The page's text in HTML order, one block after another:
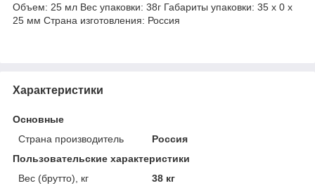
Объем: 25 мл Вес упаковки: 38г Габариты упаковки: 35 х 0 x
25 мм Страна изготовления: Россия
Характеристики
Основные
Страна производитель
Россия
Пользовательские характеристики
Вес (брутто), кг
38 кг